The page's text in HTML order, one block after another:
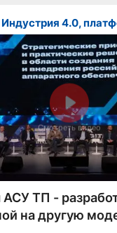
Индустрия 4.0,
Смотреть видео
ТП -
на другую